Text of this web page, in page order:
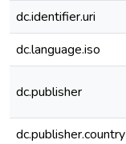
dc.identifier.uri
dc.language.iso
dc.publisher
dc.publisher.country